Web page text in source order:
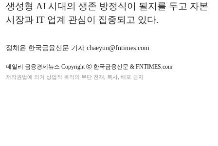
생성형 AI 시대의 생존 방정식이 될지를 두고 자본
시장과 IT 업계 관심이 집중되고 있다.
정채윤 한국금융신문 기자 chaeyun@fntimes.com
데일리 금융경제뉴스 Copyright ⓒ 한국금융신문 & FNTIMES.com
저작권법에 의거 상업적 목적의 무단 전재, 복사, 배포 금지